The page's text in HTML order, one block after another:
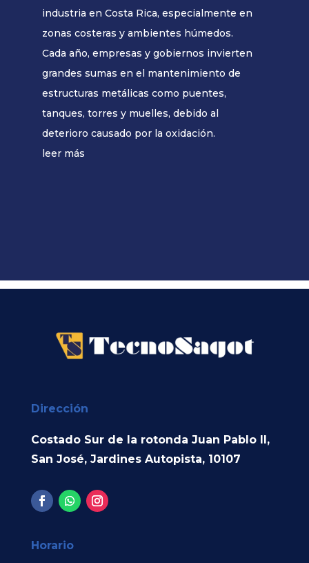
industria en Costa Rica, especialmente en
zonas costeras y ambientes húmedos.
Cada año, empresas y gobiernos invierten
grandes sumas en el mantenimiento de
estructuras metálicas como puentes,
tanques, torres y muelles, debido al
deterioro causado por la oxidación.
leer más
Dirección
Costado Sur de la rotonda Juan Pablo II,
San José, Jardines Autopista, 10107
Horario